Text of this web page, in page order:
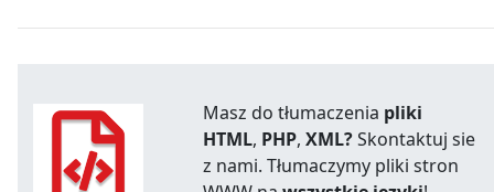
Masz do tłumaczenia pliki
HTML, PHP, XML?Skontaktuj sie
z nami. Tłumaczymy pliki stron